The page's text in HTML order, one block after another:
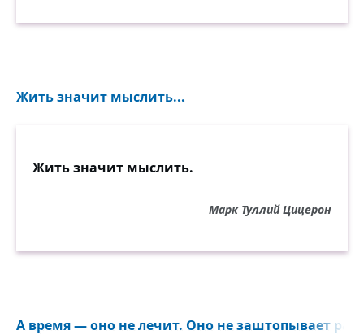
Жить значит мыслить...
Жить значит мыслить.
Марк Туллий Цицерон
А время — оно не лечит. Оно не заштопывает